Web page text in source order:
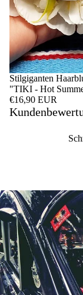
Stilgiganten
"TIKI - Hot
€16,90 EUR